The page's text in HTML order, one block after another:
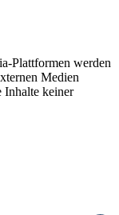
Plattformen werden
Medien
Inhalte keiner